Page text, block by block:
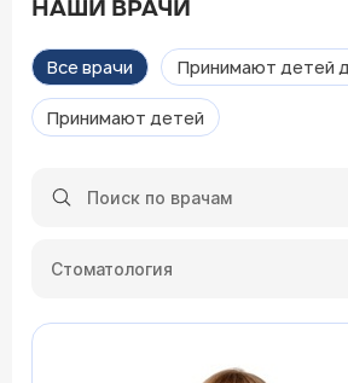
НАШИ ВРАЧИ
Все врачи Принимают детей
Принимают детей
Стоматология